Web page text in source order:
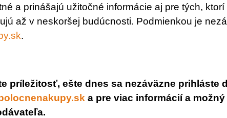
a prinášajú užitočné informácie aj pre tých, ktorí
až v neskoršej budúcnosti. Podmienkou je
.
príležitosť, ešte dnes sa nezáväzne prihláste
a pre viac informácií a možný